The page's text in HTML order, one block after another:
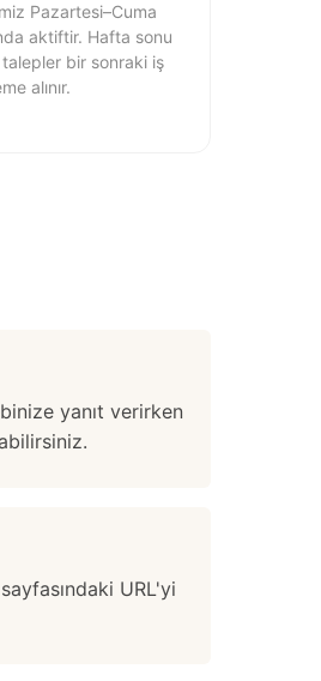
Pazartesi–Cuma
aktiftir. Hafta sonu
bir sonraki iş
alınır.
yanıt verirken
URL'yi